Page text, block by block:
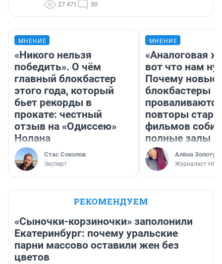
27 471 50
МНЕНИЕ
«Никого нельзя
победить». О чём
главный блокбастер
этого года, который
бьет рекорды в
прокате: честный
отзыв на «Одиссею»
Нолана
Стас Соколов
Эксперт
МНЕНИЕ
«Аналоговая
вот что нам
Почему новые
блокбастеры
повторы
фильмов
полные залы
Алёна
Журналист НГС
РЕКОМЕНДУЕМ
«Сыночки-корзиночки» заполонили
Екатеринбург: почему уральские
парни массово оставили жен без
цветов